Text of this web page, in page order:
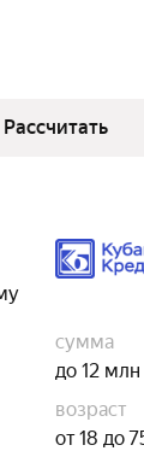
Рассчитать
сумма
до 12
возраст
от 18 до